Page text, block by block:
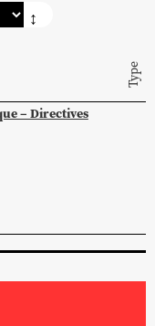
↕
Type
– Directives